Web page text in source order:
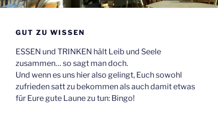
GUT ZU WISSEN
ESSEN und TRINKEN hält Leib und Seele
zusammen… so sagt man doch.
Und wenn es uns hier also gelingt, Euch sowohl
zufrieden satt zu bekommen als auch damit etwas
für Eure gute Laune zu tun: Bingo!